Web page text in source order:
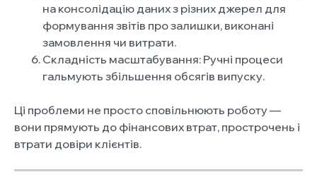
на консолідацію даних з різних джерел для
формування звітів про залишки, виконані
замовлення чи витрати.
Складність масштабування: Ручні процеси
гальмують збільшення обсягів випуску.
Ці проблеми не просто сповільнюють роботу —
вони прямують до фінансових втрат, прострочень і
втрати довіри клієнтів.